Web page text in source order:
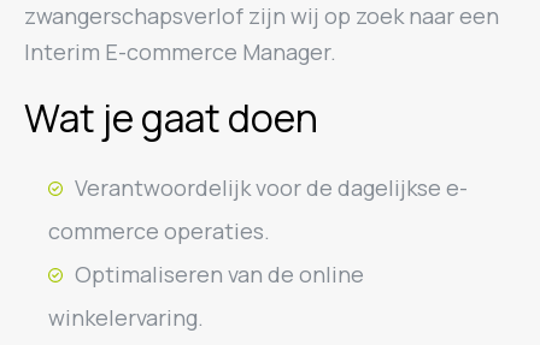
zwangerschapsverlof zijn wij op zoek naar een
Interim E-commerce Manager.
Wat je gaat doen
Verantwoordelijk voor de dagelijkse e-
commerce operaties.
Optimaliseren van de online
winkelervaring.